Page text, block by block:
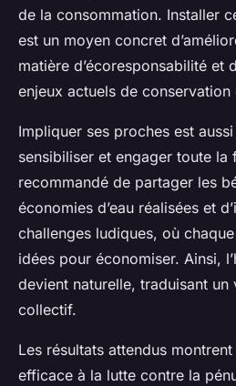
de la consommation. Installer
est un moyen concret
matière d’écoresponsabilité et
enjeux actuels de conservation
Impliquer ses proches est
sensibiliser et engager toute la
recommandé de partager les
économies d’eau réalisées et
challenges ludiques, où
idées pour économiser. Ainsi,
devient naturelle, traduisant un
collectif.
Les résultats attendus
efficace à la lutte contre la